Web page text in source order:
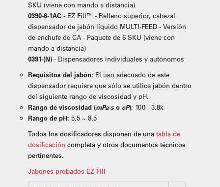
SKU (viene con mando a distancia)
0390-6-1AC- EZ Fill™ - Relleno superior, cabezal
dispensador de jabón líquido MULTI-FEED - Versión
de enchufe de CA - Paquete de 6 SKU (viene con
mando a distancia)
0391-(N)- Dispensadores individuales y autónomos
Requisitos del jabón: El uso adecuado de este
dispensador requiere que sólo se utilice jabón dentro
del siguiente rango de viscosidad y pH.
Rango de viscosidad (mPa-so cP): 100 - 3,8k
Rango de pH: 5.5 ~ 8.5
Todos los dosificadores disponen de una tabla de
dosificación completa y otros documentos técnicos
pertinentes.
Jabones probados EZ Fill